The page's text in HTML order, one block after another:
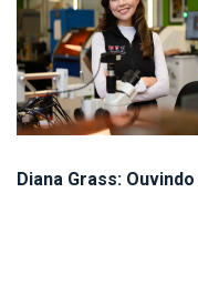
Diana Grass: